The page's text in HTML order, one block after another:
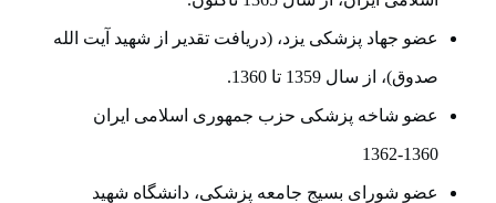
عضو جهاد پزشکی یزد، (دریافت تقدیر از شهید آیت الله
صدوق)، از سال 1359 تا 1360.
عضو شاخه پزشکی حزب جمهوری اسلامی ایران
1360-1362
عضو شورای بسیج جامعه پزشکی، دانشگاه شهید